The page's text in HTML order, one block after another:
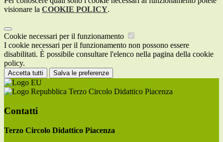
visionare la COOKIE POLICY.
Cookie necessari per il funzionamento
I cookie necessari per il funzionamento non possono essere
disabilitati. È possibile consultare l'elenco nella pagina della cookie
policy.
Accetta tutti Salva le preferenze
Terzo Circolo Didattico Piacenza
Contatti
Terzo Circolo Didattico Piacenza